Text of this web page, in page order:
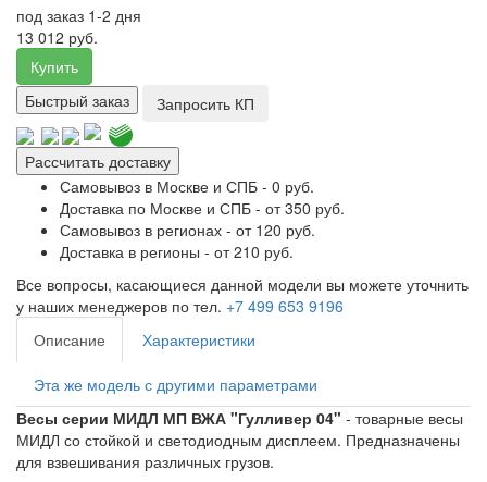
под заказ 1-2 дня
13 012 руб.
Купить
Быстрый заказ
Запросить КП
Рассчитать доставку
Самовывоз в Москве и СПБ - 0 руб.
Доставка по Москве и СПБ - от 350 руб.
Самовывоз в регионах - от 120 руб.
Доставка в регионы - от 210 руб.
Все вопросы, касающиеся данной модели вы можете уточнить
у наших менеджеров по тел. +7 499 653 9196
Описание
Характеристики
Эта же модель с другими параметрами
Весы серии МИДЛ МП ВЖА "Гулливер 04" - товарные весы
МИДЛ со стойкой и светодиодным дисплеем. Предназначены
для взвешивания различных грузов.